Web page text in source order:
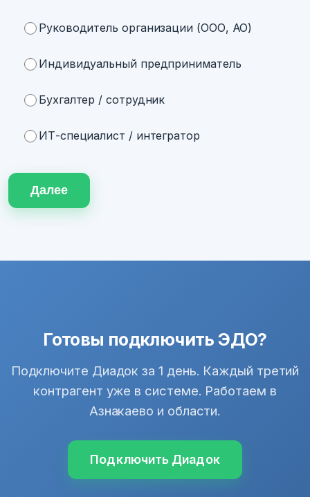
Руководитель организации (ООО, АО)
Индивидуальный предприниматель
Бухгалтер / сотрудник
ИТ-специалист / интегратор
Далее
Готовы подключить ЭДО?
Подключите Диадок за 1 день. Каждый третий
контрагент уже в системе. Работаем в
Азнакаево и области.
Подключить Диадок